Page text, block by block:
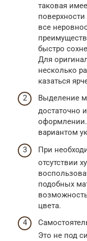
таковая
все
быстро
Для
несколько
казаться
Выделение
достаточно
оформлении.
вариантом
При
отсутствии
подобных
цвета.
Это не под